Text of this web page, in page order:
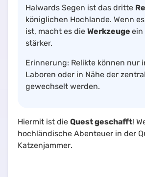
Halwards Segen ist das dritte
königlichen Hochlande. Wenn
ist, macht es die Werkzeuge ein
stärker.
Erinnerung: Relikte können nur
Laboren oder in Nähe der
gewechselt werden.
Hiermit ist die Quest geschafft!
hochländische Abenteuer in der
Katzenjammer.